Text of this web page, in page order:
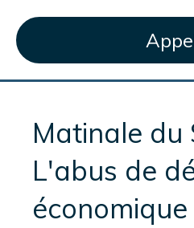
Matinale du
L'abus de